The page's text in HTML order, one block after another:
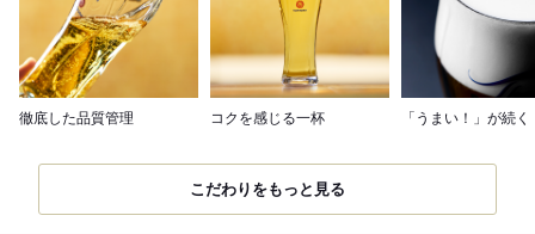
徹底した品質管理 コクを感じる一杯 「うまい！」が続く
こだわりをもっと見る